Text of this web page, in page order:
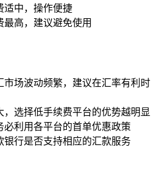
适中，操作便捷
最高，建议避免使用
市场波动频繁，建议在汇率有利时
，选择低手续费平台的优势越明显
必利用各平台的首单优惠政策
银行是否支持相应的汇款服务